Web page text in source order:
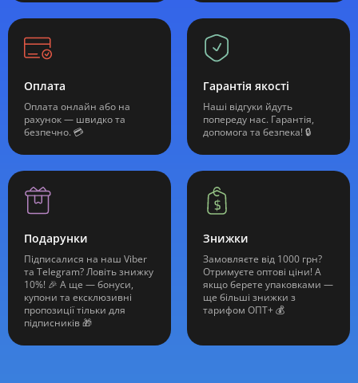
Оплата
Оплата онлайн або на
рахунок — швидко та
безпечно. 💳
Гарантія якості
Наші відгуки йдуть
попереду нас. Гарантія,
допомога та безпека! 🔒
Подарунки
Підписалися на наш Viber
та Telegram? Ловіть знижку
10%! 🎉 А ще — бонуси,
купони та ексклюзивні
пропозиції тільки для
підписників 🎁
Знижки
Замовляєте від 1000 грн?
Отримуєте оптові ціни! А
якщо берете упаковками —
ще більші знижки з
тарифом ОПТ+ 💰